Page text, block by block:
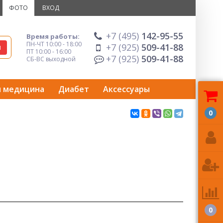
ФОТО ВХОД
Время работы:
ПН-ЧТ 10:00 - 18:00
ПТ 10:00 - 16:00
СБ-ВС выходной
+7 (495) 142-95-55
+7 (925) 509-41-88
+7 (925) 509-41-88
медицина Диабет Аксессуары
0
0